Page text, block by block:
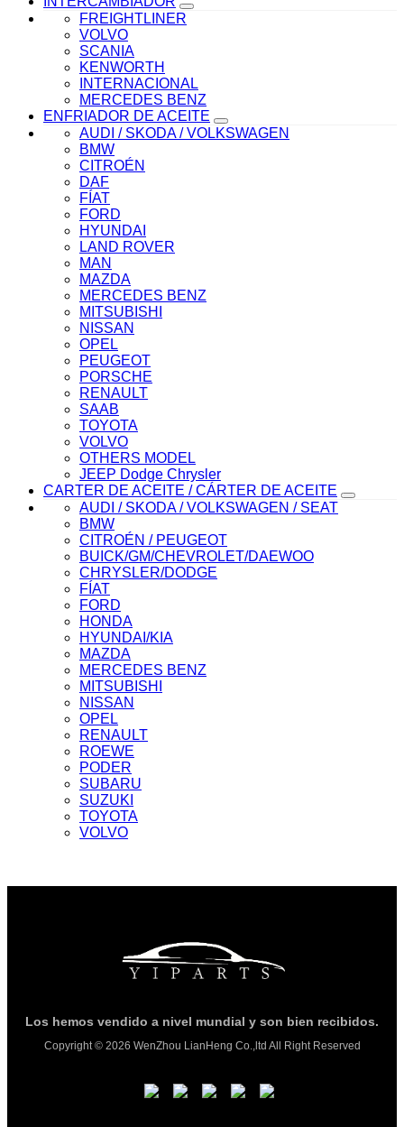
FREIGHTLINER
VOLVO
SCANIA
KENWORTH
INTERNACIONAL
MERCEDES BENZ
ENFRIADOR DE ACEITE
AUDI / SKODA / VOLKSWAGEN
BMW
CITROÉN
DAF
FÍAT
FORD
HYUNDAI
LAND ROVER
MAN
MAZDA
MERCEDES BENZ
MITSUBISHI
NISSAN
OPEL
PEUGEOT
PORSCHE
RENAULT
SAAB
TOYOTA
VOLVO
OTHERS MODEL
JEEP Dodge Chrysler
CARTER DE ACEITE / CÁRTER DE ACEITE
AUDI / SKODA / VOLKSWAGEN / SEAT
BMW
CITROÉN / PEUGEOT
BUICK/GM/CHEVROLET/DAEWOO
CHRYSLER/DODGE
FÍAT
FORD
HONDA
HYUNDAI/KIA
MAZDA
MERCEDES BENZ
MITSUBISHI
NISSAN
OPEL
RENAULT
ROEWE
PODER
SUBARU
SUZUKI
TOYOTA
VOLVO
Los hemos vendido a nivel mundial y son bien recibidos.
Copyright © 2026 WenZhou LianHeng Co.,ltd All Right Reserved